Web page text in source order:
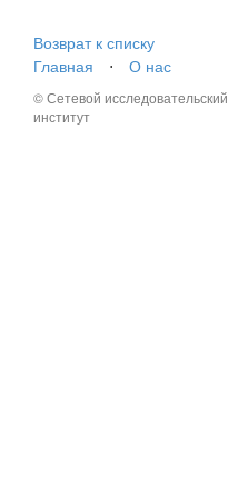
Возврат к списку
Главная
⋅ О нас
© Сетевой исследовательский
институт